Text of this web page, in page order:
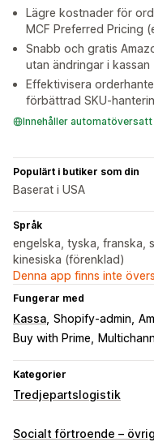
Lägre kostnader för
MCF Preferred Pricing
Snabb och gratis
utan ändringar i kassan
Effektivisera
förbättrad SKU-
Innehåller
Populärt i butiker som din
Baserat i USA
Språk
engelska, tyska, franska,
kinesiska (förenklad)
Denna app finns inte
Fungerar med
Kassa Shopify-admin
Buy with Prime
Kategorier
Tredjepartslogistik
Orderhantering
Socialt förtroende –